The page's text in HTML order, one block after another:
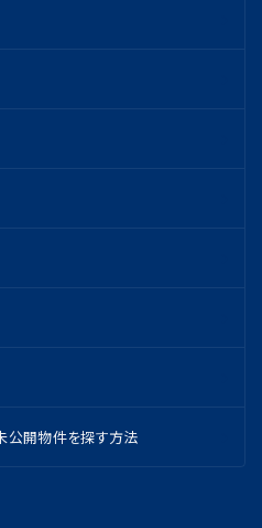
公開物件を探す方法